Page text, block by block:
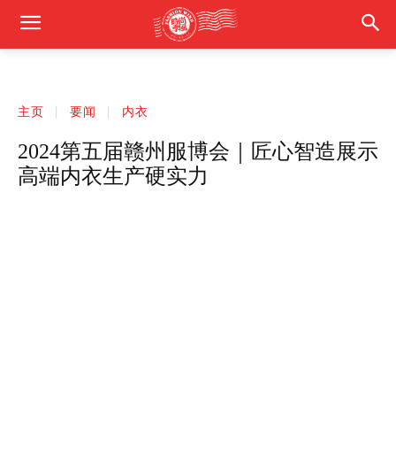
主页 要闻 内衣
2024第五届赣州服博会｜匠心智造展示
高端内衣生产硬实力